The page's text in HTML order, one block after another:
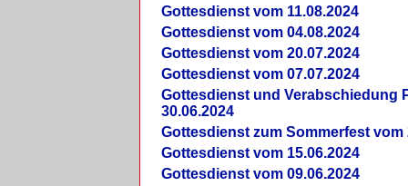
Gottesdienst vom 11.08.2024
Gottesdienst vom 04.08.2024
Gottesdienst vom 20.07.2024
Gottesdienst vom 07.07.2024
Gottesdienst und Verabschiedung
30.06.2024
Gottesdienst zum Sommerfest vom
Gottesdienst vom 15.06.2024
Gottesdienst vom 09.06.2024